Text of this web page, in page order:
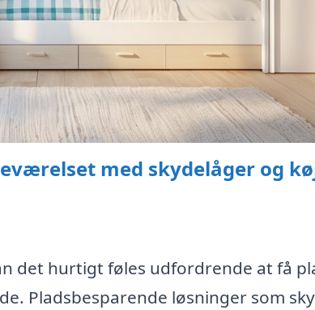
med skydelåger og
det hurtigt føles udfordrende at få
Pladsbesparende løsninger som